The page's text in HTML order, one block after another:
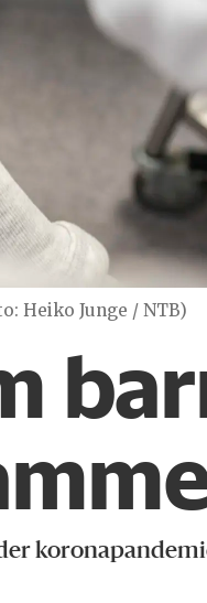
Heiko Junge / NTB)